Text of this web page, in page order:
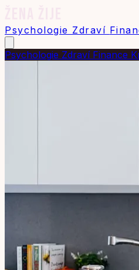
Psychologie Zdraví
Psychologie Zdraví Finance